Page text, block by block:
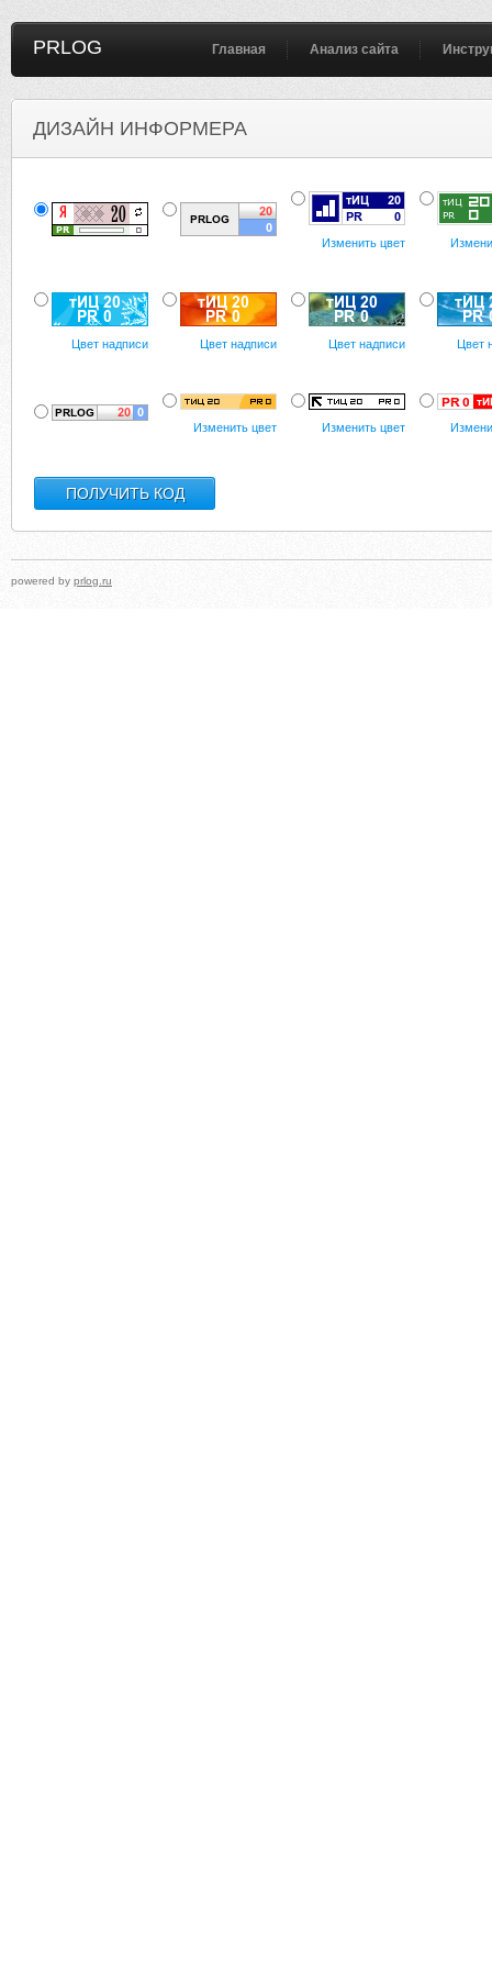
PRLOG Главная Анализ сайта
ДИЗАЙН ИНФОРМЕРА
Изменить цвет
Цвет надписи Цвет надписи Цвет надписи Цвет
Изменить цвет Изменить цвет
powered by prlog.ru